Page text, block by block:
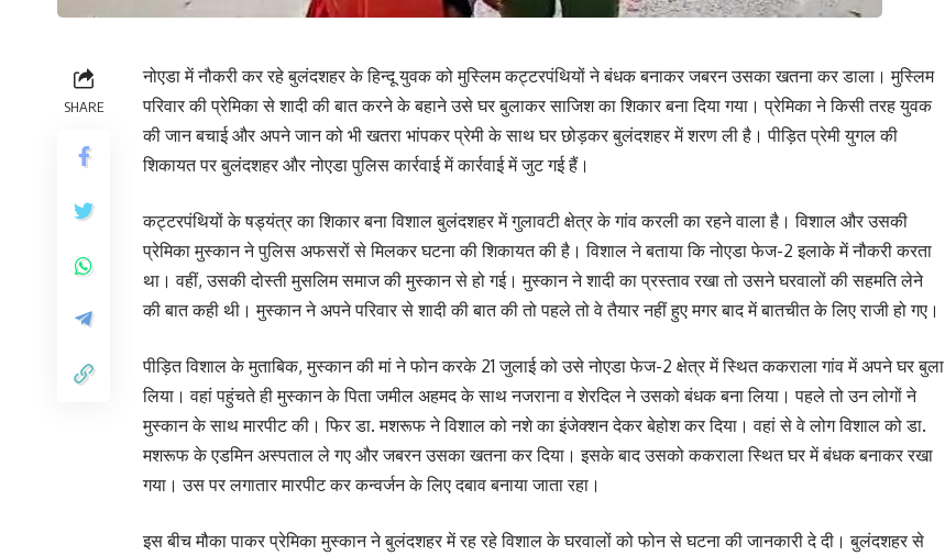
SHARE
नोएडा में नौकरी कर रहे बुलंदशहर के हिन्दू युवक को मुस्लिम कट्टरपंथियों ने बंधक बनाकर जबरन उसका खतना कर डाला। मुस्लिम
परिवार की प्रेमिका से शादी की बात करने के बहाने उसे घर बुलाकर साजिश का शिकार बना दिया गया। प्रेमिका ने किसी तरह युवक
की जान बचाई और अपने जान को भी खतरा भांपकर प्रेमी के साथ घर छोड़कर बुलंदशहर में शरण ली है। पीड़ित प्रेमी युगल की
शिकायत पर बुलंदशहर और नोएडा पुलिस कार्रवाई में कार्रवाई में जुट गई हैं।
कट्टरपंथियों के षड्यंत्र का शिकार बना विशाल बुलंदशहर में गुलावटी क्षेत्र के गांव करली का रहने वाला है। विशाल और उसकी
प्रेमिका मुस्कान ने पुलिस अफसरों से मिलकर घटना की शिकायत की है। विशाल ने बताया कि नोएडा फेज-2 इलाके में नौकरी करता
था। वहीं, उसकी दोस्ती मुसलिम समाज की मुस्कान से हो गई। मुस्कान ने शादी का प्रस्ताव रखा तो उसने घरवालों की सहमति लेने
की बात कही थी। मुस्कान ने अपने परिवार से शादी की बात की तो पहले तो वे तैयार नहीं हुए मगर बाद में बातचीत के लिए राजी हो गए।
पीड़ित विशाल के मुताबिक, मुस्कान की मां ने फोन करके 21 जुलाई को उसे नोएडा फेज-2 क्षेत्र में स्थित ककराला गांव में अपने घर बुला
लिया। वहां पहुंचते ही मुस्कान के पिता जमील अहमद के साथ नजराना व शेरदिल ने उसको बंधक बना लिया। पहले तो उन लोगों ने
मुस्कान के साथ मारपीट की। फिर डा. मशरूफ ने विशाल को नशे का इंजेक्शन देकर बेहोश कर दिया। वहां से वे लोग विशाल को डा.
मशरूफ के एडमिन अस्पताल ले गए और जबरन उसका खतना कर दिया। इसके बाद उसको ककराला स्थित घर में बंधक बनाकर रखा
गया। उस पर लगातार मारपीट कर कन्वर्जन के लिए दबाव बनाया जाता रहा।
इस बीच मौका पाकर प्रेमिका मुस्कान ने बुलंदशहर में रह रहे विशाल के घरवालों को फोन से घटना की जानकारी दे दी। बुलंदशहर से